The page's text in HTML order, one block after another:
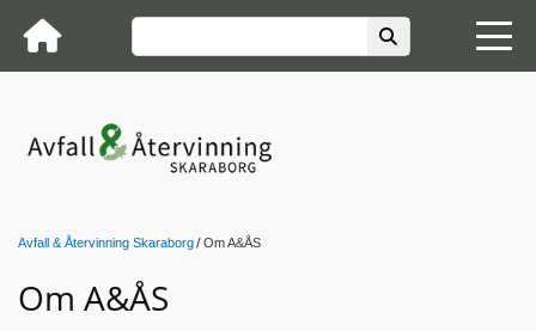
Avfall & Återvinning Skaraborg Om A&ÅS
Om A&ÅS